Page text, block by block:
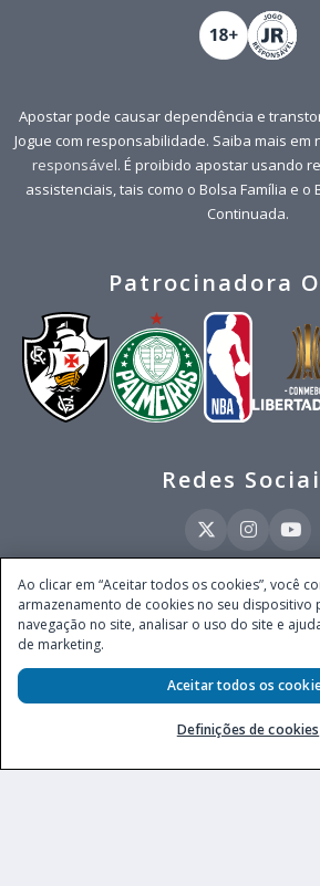
Apostar pode causar dependência e
Jogue com responsabilidade. Saiba mais em
responsável. É proibido apostar usando
assistenciais, tais como o Bolsa Família e o
Continuada.
Patrocinadora
Redes
Este site é operado pela Ventmear Brasil LTDA
endereço na Avenida Brigadeiro Faria Lima, nº
Município de São Paulo, Estado de São Paulo, CEP
Secretaria de Prêmios e Apostas do Ministério da
247, de 07.02.2025, publicada no DOU
Ao clicar em “Aceitar todos os cookies”, você
armazenamento de cookies no seu dispositivo
navegação no site, analisar o uso do site e
de marketing.
Definições de cookies
Aceitar todos os